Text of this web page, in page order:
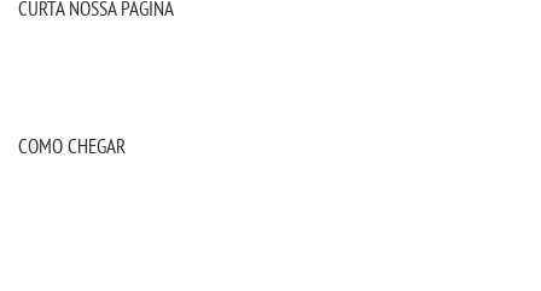
CURTA NOSSA PÁGINA
COMO CHEGAR